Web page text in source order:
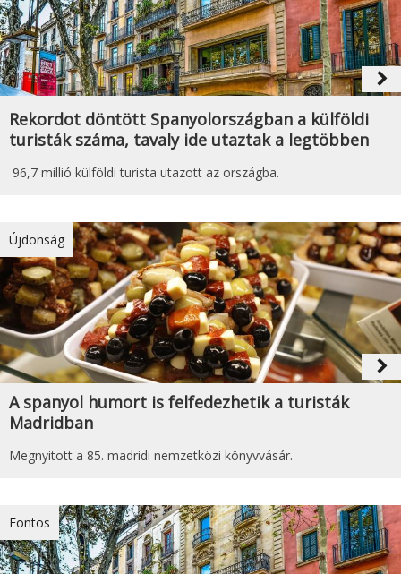
navigate_next
Rekordot döntött Spanyolországban a külföldi
turisták száma, tavaly ide utaztak a legtöbben
96,7 millió külföldi turista utazott az országba.
Újdonság
navigate_next
A spanyol humort is felfedezhetik a turisták
Madridban
Megnyitott a 85. madridi nemzetközi könyvvásár.
Fontos